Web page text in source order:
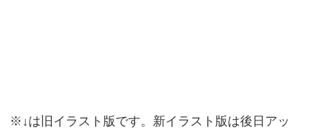
※↓は旧イラスト版です。新イラスト版は後日アッ